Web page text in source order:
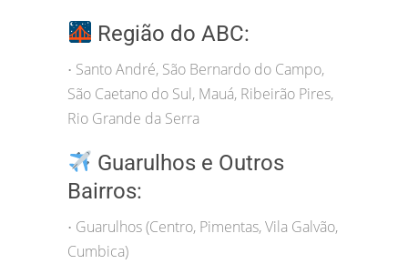
Região do ABC:
• Santo André, São Bernardo do Campo,
São Caetano do Sul, Mauá, Ribeirão Pires,
Rio Grande da Serra
Guarulhos e Outros
Bairros:
• Guarulhos (Centro, Pimentas, Vila Galvão,
Cumbica)